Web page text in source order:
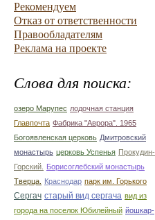
Рекомендуем
Отказ от ответственности
Правообладателям
Реклама на проекте
Слова для поиска:
озеро Марупес лодочная станция
Главпочта Фабрика "Аврора". 1965
Богоявленская церковь Дмитровский
монастырь церковь Успенья Прокудин-
Горский.
Борисоглебский монастырь
Тверца.
Краснодар парк им. Горького
Сергач старый вид сергача вид из
города на поселок Юбилейный йошкар-